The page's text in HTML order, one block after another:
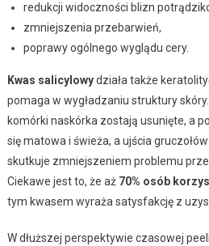
redukcji widoczności blizn
zmniejszenia przebarwień,
poprawy ogólnego wyglądu cery.
Kwas salicylowydziała także
pomaga w wygładzaniu struktury
komórki naskórka zostają usunięte, a
się matowa i świeża, a ujścia
skutkuje zmniejszeniem problemu
Ciekawe jest to, że aż 70% osób
tym kwasem wyraża satysfakcję z
W dłuższej perspektywie czasowej